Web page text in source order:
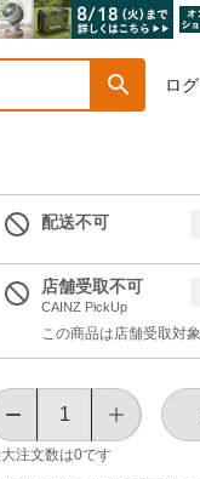
ロ
配送不可
店舗受取不可
CAINZ PickUp
この商品は店舗受取対
注文数は0です